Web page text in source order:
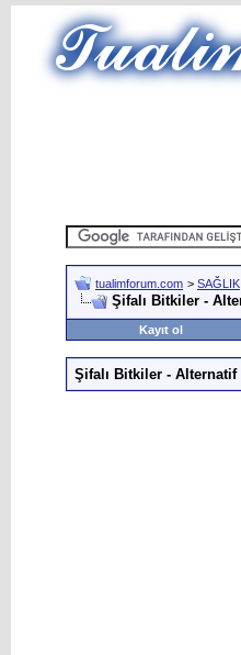
tualimforum.com > SAĞLIK
Şifalı Bitkiler -
Kayıt ol
Şifalı Bitkiler - Alternatif